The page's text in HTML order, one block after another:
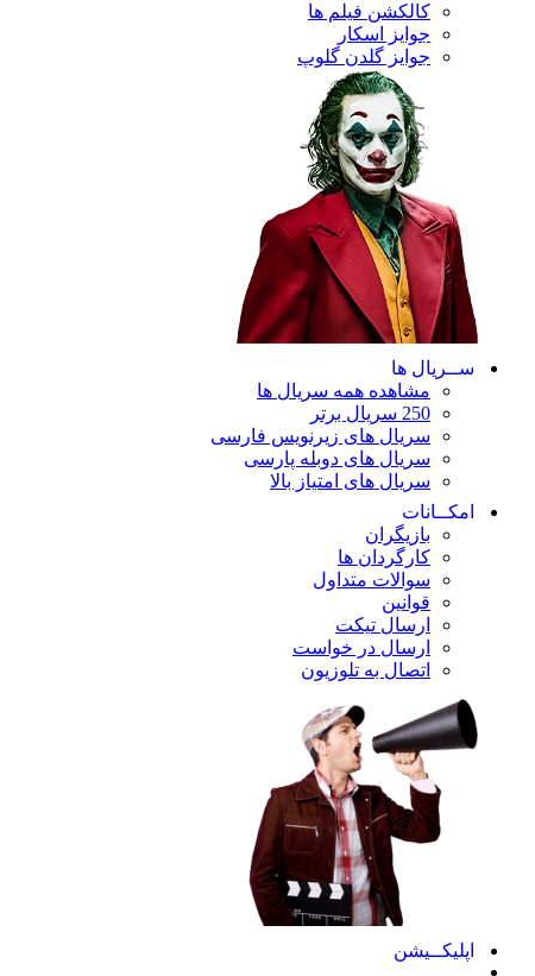
کالکشن فیلم ها
جوایز اسکار
جوایز گلدن گلوپ
ســریال ها
مشاهده همه سریال ها
250 سریال برتر
سریال های زیرنویس فارسی
سریال های دوبله پارسی
سریال های امتیاز بالا
امکــانات
بازیگران
کارگردان ها
سوالات متداول
قوانین
ارسال تیکت
ارسال در خواست
اتصال به تلوزیون
اپلیکــیشن